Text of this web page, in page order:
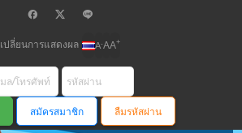
เปลี่ยนการแสดงผล A-AA+
สมัครสมาชิก ลืมรหัสผ่าน